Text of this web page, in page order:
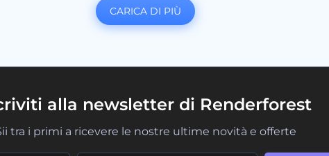
CARICA DI PIÙ
alla newsletter di Renderforest
tra i primi a ricevere le nostre ultime novità e offerte